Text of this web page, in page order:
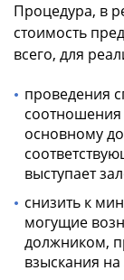
Процедура, в
стоимость
всего, для
проведения
основному
выступает
снизить к
могущие
должником,
взыскания